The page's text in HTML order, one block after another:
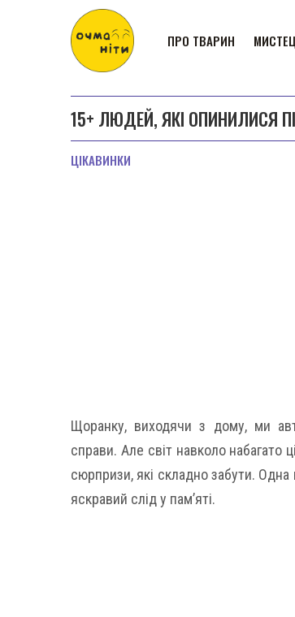
ПРО ТВАРИН
15+ ЛЮДЕЙ, ЯКІ ОПИНИЛИСЯ
ЦІКАВИНКИ
Щоранку, виходячи з дому, ми
справи. Але світ навколо набагато
сюрпризи, які складно забути.
яскравий слід у пам’яті.